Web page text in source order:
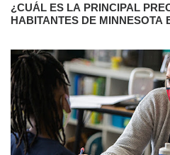
¿CUÁL ES LA PRINCIPAL
HABITANTES DE MINNESOTA